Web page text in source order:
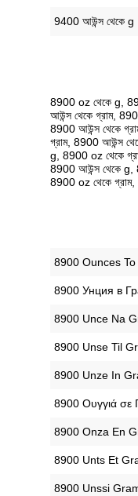
9400 আউন্স থেকে g
8900 oz থেকে g,
আউন্স থেকে গ্রাম,
8900 আউন্স থেকে
গ্রাম, 8900 আউন্স
g, 8900 oz থেকে
8900 আউন্স থেকে
8900 oz থেকে
‎8900 Ounces
‎8900 Унция в
‎8900 Unce Na
‎8900 Unse Til
‎8900 Unze In
‎8900 Ουγγιά σε
‎8900 Onza En
‎8900 Unts Et
‎8900 Unssi